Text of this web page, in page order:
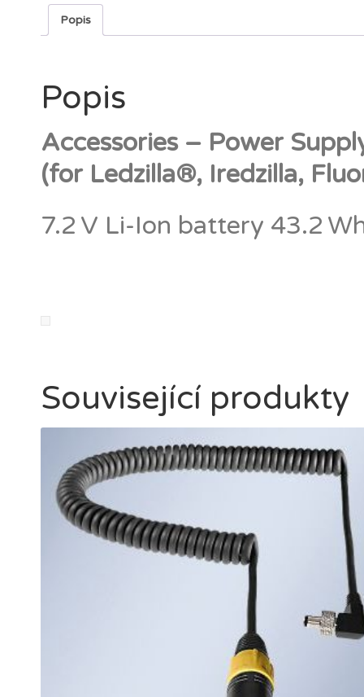
Popis
Popis
Accessories – Power
(for Ledzilla®, Iredzilla,
7.2 V Li-Ion battery 43.2
Související produkty